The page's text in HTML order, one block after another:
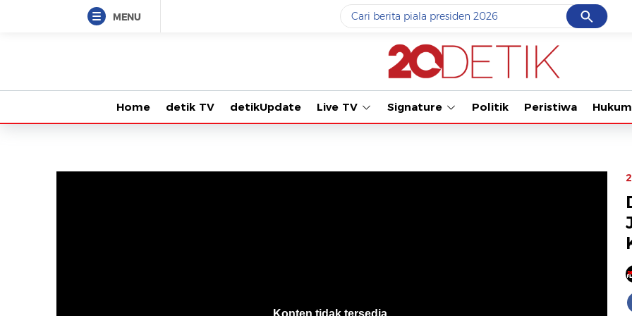
MENU Cancel
Yang sedang ramai dicari
data live draw sgp
#3prabowo
#5gempa hari ini
Home detik TV detikUpdate Live TV Signature Politik Peristiwa Hukum
Konten tidak tersedia